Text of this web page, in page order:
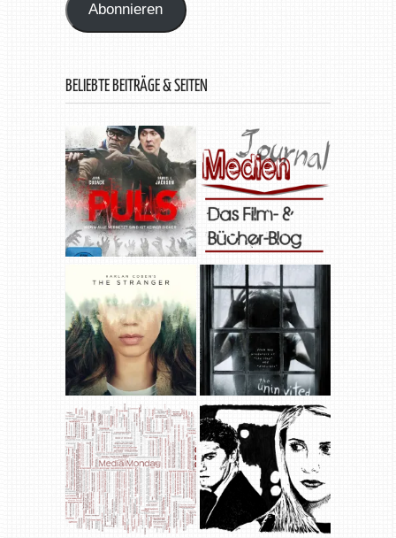
Abonnieren
BELIEBTE BEITRÄGE & SEITEN